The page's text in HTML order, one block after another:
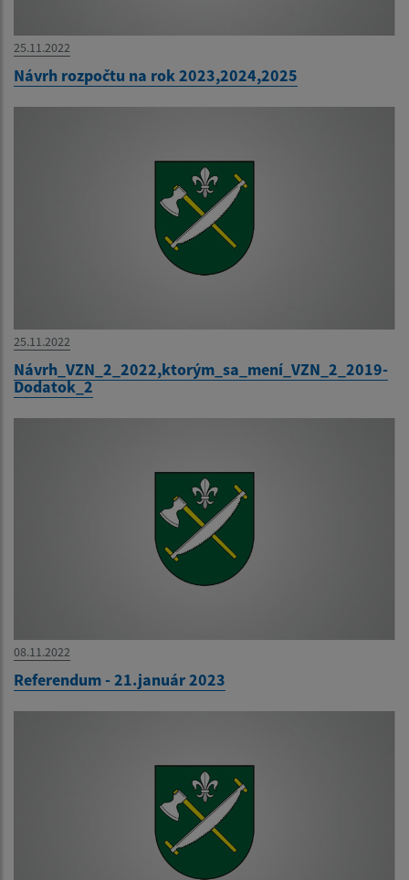
25.11.2022
Návrh rozpočtu na rok 2023,2024,2025
25.11.2022
Návrh_VZN_2_2022,ktorým_sa_mení_VZN_2_2019-
Dodatok_2
08.11.2022
Referendum - 21.január 2023